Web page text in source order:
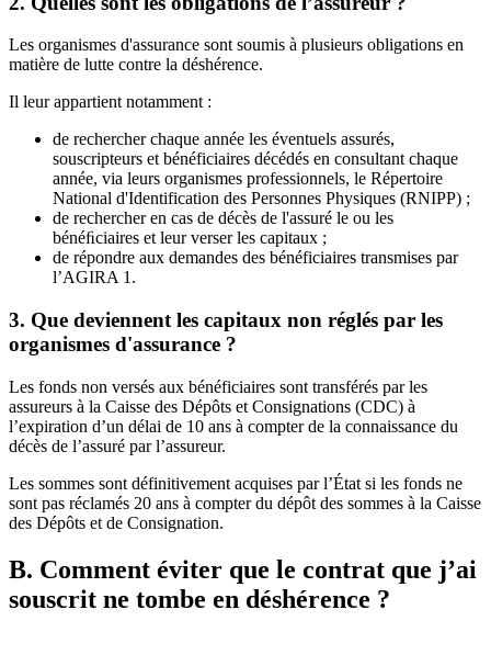
Les organismes d'assurance sont soumis à plusieurs obligations en
matière de lutte contre la déshérence.
Il leur appartient notamment :
de rechercher chaque année les éventuels assurés,
souscripteurs et bénéficiaires décédés en consultant chaque
année, via leurs organismes professionnels, le Répertoire
National d'Identification des Personnes Physiques (RNIPP) ;
de rechercher en cas de décès de l'assuré le ou les
bénéﬁciaires et leur verser les capitaux ;
de répondre aux demandes des bénéficiaires transmises par
l’AGIRA 1.
3. Que deviennent les capitaux non réglés par les
organismes d'assurance ?
Les fonds non versés aux bénéficiaires sont transférés par les
assureurs à la Caisse des Dépôts et Consignations (CDC) à
l’expiration d’un délai de 10 ans à compter de la connaissance du
décès de l’assuré par l’assureur.
Les sommes sont définitivement acquises par l’État si les fonds ne
sont pas réclamés 20 ans à compter du dépôt des sommes à la Caisse
des Dépôts et de Consignation.
B. Comment éviter que le contrat que j’ai
souscrit ne tombe en déshérence ?